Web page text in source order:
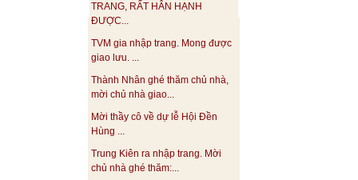
TRANG, RẤT HÂN HẠNH
ĐƯỢC...
TVM gia nhập trang. Mong được
giao lưu. ...
Thành Nhân ghé thăm chủ nhà,
mời chủ nhà giao...
Mời thầy cô về dự lễ Hội Đền
Hùng ...
Trung Kiên ra nhập trang. Mời
chủ nhà ghé thăm:...